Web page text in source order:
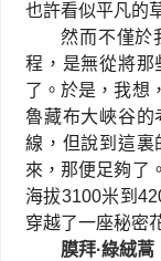
也許看似平凡的
然而不僅於
程，是無從將那
了。於是，我想
魯藏布大峽谷的
線，但說到這裏
來，那便足夠了
海拔3100米到
穿越了一座秘密
膜拜·綠絨蒿